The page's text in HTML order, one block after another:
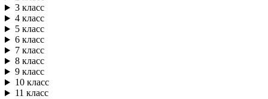
3 класс
4 класс
5 класс
6 класс
7 класс
8 класс
9 класс
10 класс
11 класс